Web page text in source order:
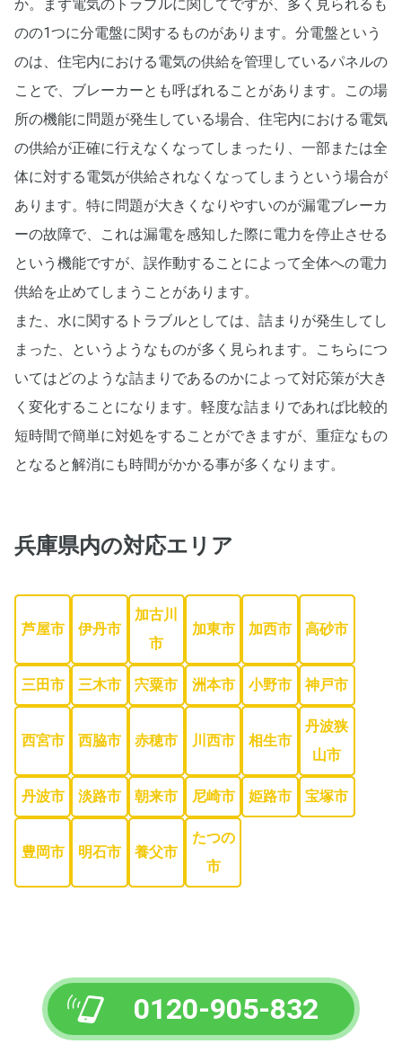
か。まず電気のトラブルに関してですが、多く見られるも
のの1つに分電盤に関するものがあります。分電盤という
のは、住宅内における電気の供給を管理しているパネルの
ことで、ブレーカーとも呼ばれることがあります。この場
所の機能に問題が発生している場合、住宅内における電気
の供給が正確に行えなくなってしまったり、一部または全
体に対する電気が供給されなくなってしまうという場合が
あります。特に問題が大きくなりやすいのが漏電ブレーカ
ーの故障で、これは漏電を感知した際に電力を停止させる
という機能ですが、誤作動することによって全体への電力
供給を止めてしまうことがあります。
また、水に関するトラブルとしては、詰まりが発生してし
まった、というようなものが多く見られます。こちらにつ
いてはどのような詰まりであるのかによって対応策が大き
く変化することになります。軽度な詰まりであれば比較的
短時間で簡単に対処をすることができますが、重症なもの
となると解消にも時間がかかる事が多くなります。
兵庫県内の対応エリア
芦屋市 伊丹市
加古川
市
加東市 加西市 高砂市
三田市 三木市 宍粟市 洲本市 小野市 神戸市
西宮市 西脇市 赤穂市 川西市 相生市
丹波狭
山市
丹波市 淡路市 朝来市 尼崎市 姫路市 宝塚市
豊岡市 明石市 養父市
たつの
市
0120-905-832